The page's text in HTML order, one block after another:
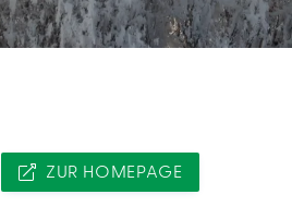
ZUR HOMEPAGE